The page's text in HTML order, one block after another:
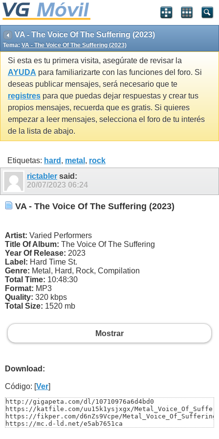
VA - The Voice Of The Suffering (2023)
Tema: VA - The Voice Of The Suffering (2023)
Si esta es tu primera visita, asegúrate de revisar la
AYUDA para familiarizarte con las funciones del foro. Si
deseas publicar mensajes, será necesario que te
registres para que puedas dejar respuestas y crear tus
propios mensajes, recuerda que es gratis. Si quieres
empezar a leer mensajes, selecciona el foro de tu interés
de la lista de abajo.
Etiquetas: hard , metal , rock
rictabler said:
20/07/2023 06:24
VA - The Voice Of The Suffering (2023)
Artist: Varied Performers
Title Of Album: The Voice Of The Suffering
Year Of Release: 2023
Label: Hard Time St.
Genre: Metal, Hard, Rock, Compilation
Total Time: 10:48:30
Format: MP3
Quality: 320 kbps
Total Size: 1520 mb
Mostrar
Download:
Código: [Ver]
http://gigapeta.com/dl/10710976a6d4bd0
https://katfile.com/uu15k1ysjxgx/
https://fikper.com/d6nZs9Vcpe/
https://mc.d-ld.net/e5ab7651ca